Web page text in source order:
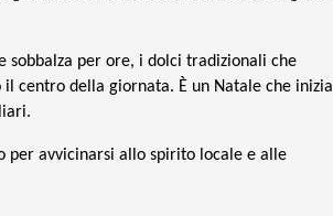
sobbalza per ore, i dolci tradizionali che
centro della giornata. È un Natale che inizia
per avvicinarsi allo spirito locale e alle